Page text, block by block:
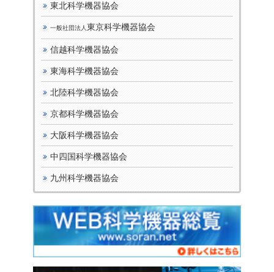
東北科学機器協会
一般社団法人東京科学機器協会
信越科学機器協会
東海科学機器協会
北陸科学機器協会
京都科学機器協会
大阪科学機器協会
中四国科学機器協会
九州科学機器協会